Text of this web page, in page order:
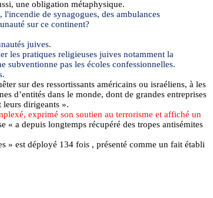
une obligation métaphysique.
de synagogues, des ambulances
sur ce continent?
juives.
les pratiques religieuses juives notamment la
subventionne pas les écoles confessionnelles.
sur des ressortissants américains ou israéliens, à les
d’entités dans le monde, dont de grandes entreprises
leurs dirigeants ».
exprimé son soutien au terrorisme et affiché un
« a depuis longtemps récupéré des tropes antisémites
» est déployé 134 fois , présenté comme un fait établi